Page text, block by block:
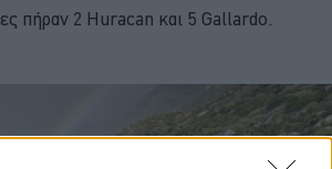
πήραν 2 Huracan και 5 Gallardo.